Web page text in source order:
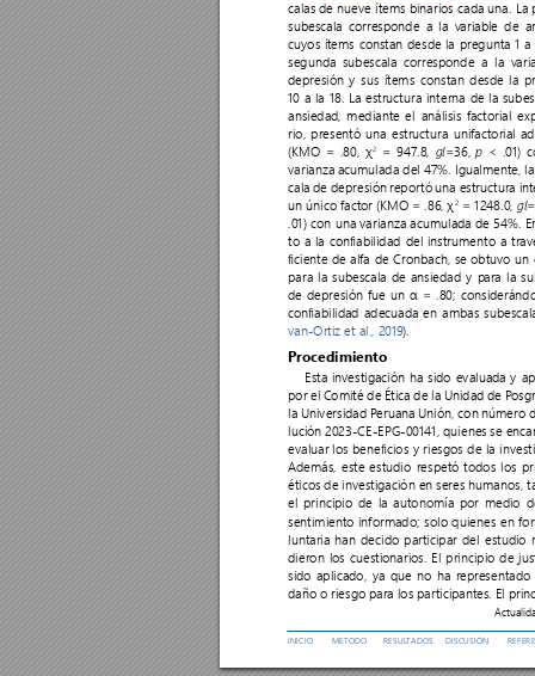
INICIO METODO RESULTADOS DISCUSIÓN
calas de nueve ítems binarios cada una. La
subescala corresponde a la variable de
cuyos ítems constan desde la pregunta 1
segunda subescala corresponde a la v
depresión y sus ítems constan desde la
10 a la 18. La estructura interna de la
ansiedad, mediante el análisis factorial
rio, presentó una estructura unifactorial
(KMO = .80, χ2 = 947.8, gl=36, p < .01)
varianza acumulada del 47%. Igualmente,
cala de depresión reportó una estructura int
un único factor (KMO = .86, χ2 = 1248.0, gl
.01) con una varianza acumulada de 54%.
to a la conabilidad del instrumento a
ciente de alfa de Cronbach, se obtuvo un
para la subescala de ansiedad y para la
de depresión fue un α = .80;
conabilidad adecuada en ambas
van-Ortiz et al., 2019).
Procedimiento
Esta investigación ha sido evaluada y
por el Comité de Ética de la Unidad de P
la Universidad Peruana Unión, con número
lución 2023-CE-EPG-00141, quienes se
evaluar los benecios y riesgos de la
Además, este estudio respetó todos los
éticos de investigación en seres humanos,
el principio de la autonomía por medio
sentimiento informado; solo quienes en
luntaria han decido participar del estudio
dieron los cuestionarios. El principio de
sido aplicado, ya que no ha representado
daño o riesgo para los participantes. El